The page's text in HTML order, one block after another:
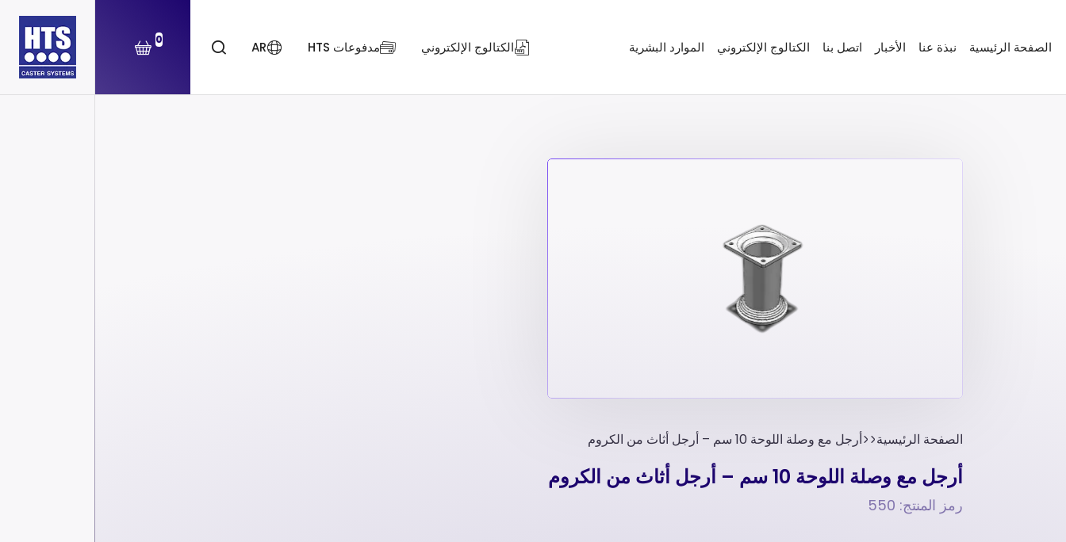
الصفحة الرئيسية نبذة عنا الأخبار اتصل بنا الكتالوج الإلكتروني الموارد البشرية الكتالوج الإلكتروني مدفوعات HTS AR
0
الصفحة الرئيسية أرجل مع وصلة اللوحة 10 سم – أرجل أثاث من الکروم
أرجل مع وصلة اللوحة 10 سم – أرجل أثاث من الکروم
رمز المنتج: 550